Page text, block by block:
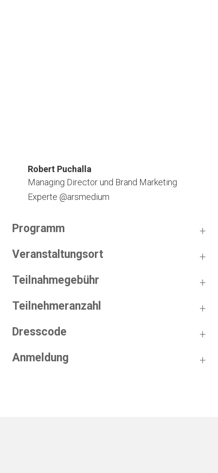
Robert Puchalla
Managing Director und Brand Marketing
Experte @arsmedium
Programm
Veranstaltungsort
Teilnahmegebühr
Teilnehmeranzahl
Dresscode
Anmeldung